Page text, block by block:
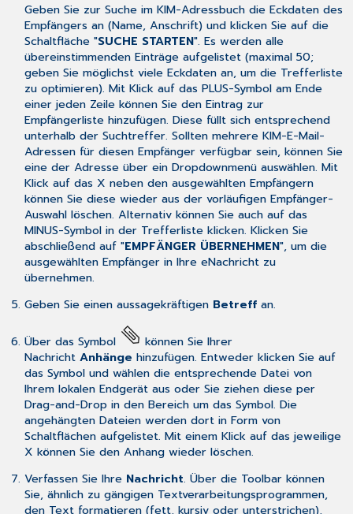
Geben Sie zur Suche im KIM-Adressbuch die Eckdaten des
Empfängers an (Name, Anschrift) und klicken Sie auf die
Schaltfläche "SUCHE STARTEN". Es werden alle
übereinstimmenden Einträge aufgelistet (maximal 50;
geben Sie möglichst viele Eckdaten an, um die Trefferliste
zu optimieren). Mit Klick auf das PLUS-Symbol am Ende
einer jeden Zeile können Sie den Eintrag zur
Empfängerliste hinzufügen. Diese füllt sich entsprechend
unterhalb der Suchtreffer. Sollten mehrere KIM-E-Mail-
Adressen für diesen Empfänger verfügbar sein, können Sie
eine der Adresse über ein Dropdownmenü auswählen. Mit
Klick auf das X neben den ausgewählten Empfängern
können Sie diese wieder aus der vorläufigen Empfänger-
Auswahl löschen. Alternativ können Sie auch auf das
MINUS-Symbol in der Trefferliste klicken. Klicken Sie
abschließend auf "EMPFÄNGER ÜBERNEHMEN", um die
ausgewählten Empfänger in Ihre eNachricht zu
übernehmen.
Geben Sie einen aussagekräftigen Betreffan.
Über das Symbol
können Sie Ihrer
Nachricht Anhänge hinzufügen. Entweder klicken Sie auf
das Symbol und wählen die entsprechende Datei von
Ihrem lokalen Endgerät aus oder Sie ziehen diese per
Drag-and-Drop in den Bereich um das Symbol. Die
angehängten Dateien werden dort in Form von
Schaltflächen aufgelistet. Mit einem Klick auf das jeweilige
X können Sie den Anhang wieder löschen.
Verfassen Sie Ihre Nachricht. Über die Toolbar können
Sie, ähnlich zu gängigen Textverarbeitungsprogrammen,
den Text formatieren (fett, kursiv oder unterstrichen),